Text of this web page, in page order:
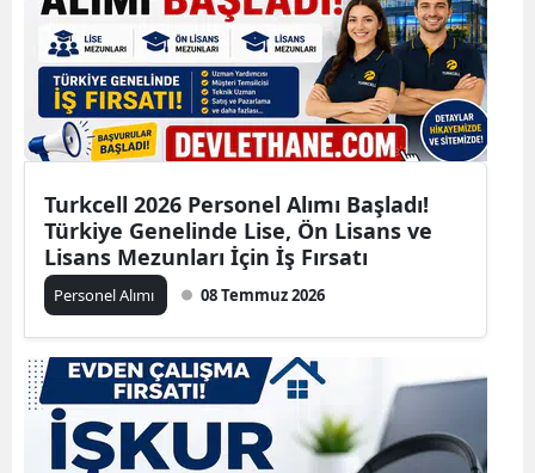
Turkcell 2026 Personel Alımı Başladı!
Türkiye Genelinde Lise, Ön Lisans ve
Lisans Mezunları İçin İş Fırsatı
Personel Alımı 08 Temmuz 2026